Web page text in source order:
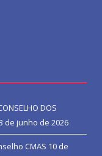
DOS
de junho de 2026
CMAS 10 de